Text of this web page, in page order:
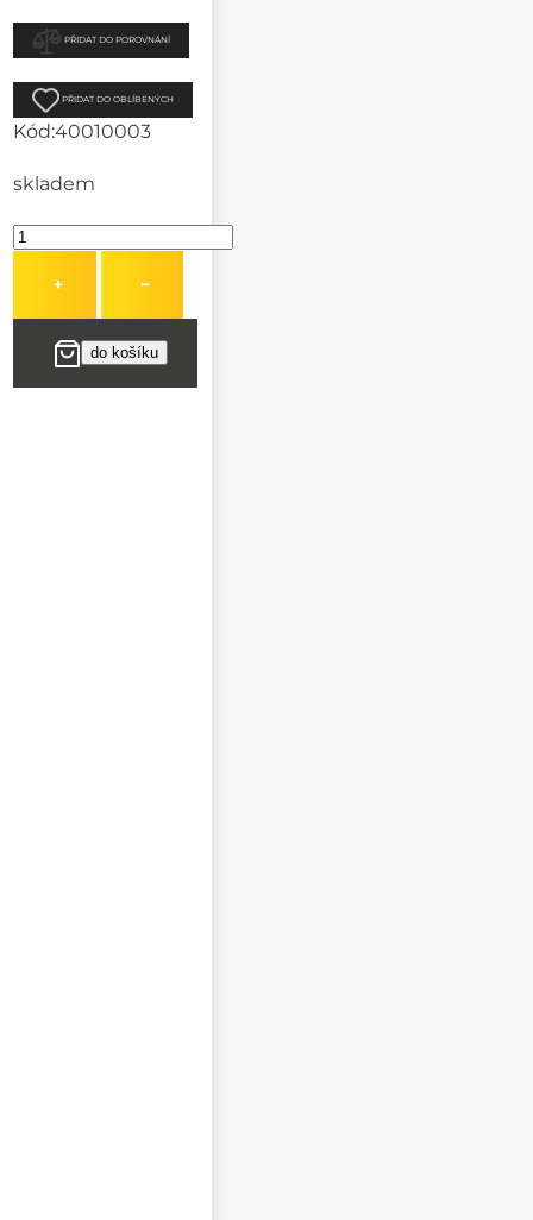
PŘIDAT DO POROVNÁNÍ
PŘIDAT DO OBLÍBENÝCH
Kód:40010003
skladem
+ −